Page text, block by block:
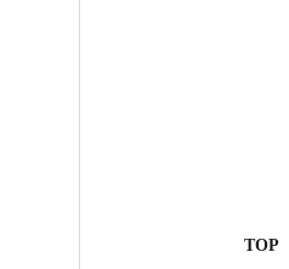
TOP